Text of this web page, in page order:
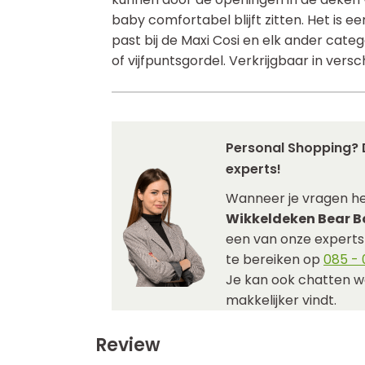
baby comfortabel blijft zitten. Het is
past bij de Maxi Cosi en elk ander
of vijfpuntsgordel. Verkrijgbaar in
Personal
experts!
Wanneer je vragen
Wikkeldeken Bear
een van onze
te bereiken op 085 -
Je kan ook chatten
makkelijker vindt.
Review